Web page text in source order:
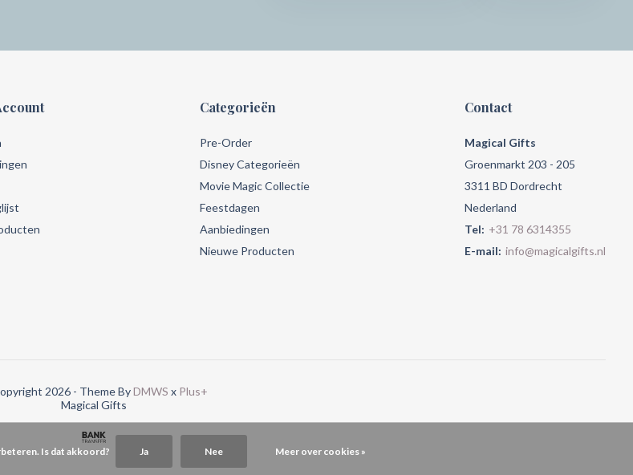
Categorieën
Pre-Order
Disney Categorieën
Movie Magic Collectie
Feestdagen
Aanbiedingen
Nieuwe Producten
Contact
Magical Gifts
Groenmarkt 203 - 205
3311 BD Dordrecht
Nederland
Tel: +31 78 6314355
E-mail: info@magicalgifts.nl
2026 - Theme ByDMWS x Plus+
Magical Gifts
Is dat akkoord? Ja Nee Meer over cookies »